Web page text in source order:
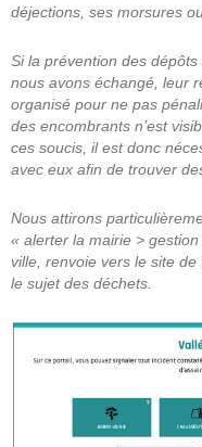
déjections, ses morsures
Si la prévention des
nous avons échangé, leur
organisé pour ne pas
des encombrants n’est
ces soucis, il est donc
avec eux afin de trouver
Nous attirons
« alerter la mairie >
ville, renvoie vers le site de
le sujet des déchets.